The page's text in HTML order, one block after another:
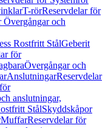
T-rörReservdelar för
Övergångar och
Rostfritt StålGeberit
för
Övergångar och
AnslutningarReservdelar
anslutningar,
StålSkyddskåpor
MuffarReservdelar för